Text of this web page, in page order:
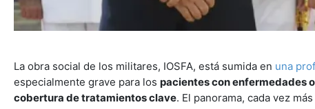
La obra social de los militares, IOSFA, está sumida en una
especialmente grave para los pacientes con enfermedades
cobertura de tratamientos clave. El panorama, cada vez